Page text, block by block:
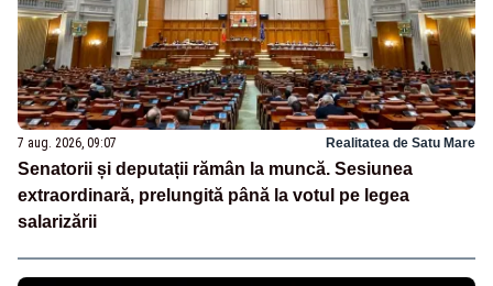
7 aug. 2026, 09:07 Realitatea de Satu Mare
Senatorii și deputații rămân la muncă. Sesiunea
extraordinară, prelungită până la votul pe legea
salarizării